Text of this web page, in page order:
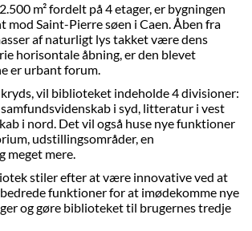
m² fordelt på 4 etager, er bygningen
mod Saint-Pierre søen i Caen. Åben fra
af naturligt lys takket være dens
horisontale åbning, er den blevet
er urbant forum.
vil biblioteket indeholde 4 divisioner:
i syd, litteratur i vest
i nord. Det vil også huse nye funktioner
udstillingsområder, en
meget mere.
stiler efter at være innovative ved at
funktioner for at imødekomme nye
og gøre biblioteket til brugernes tredje